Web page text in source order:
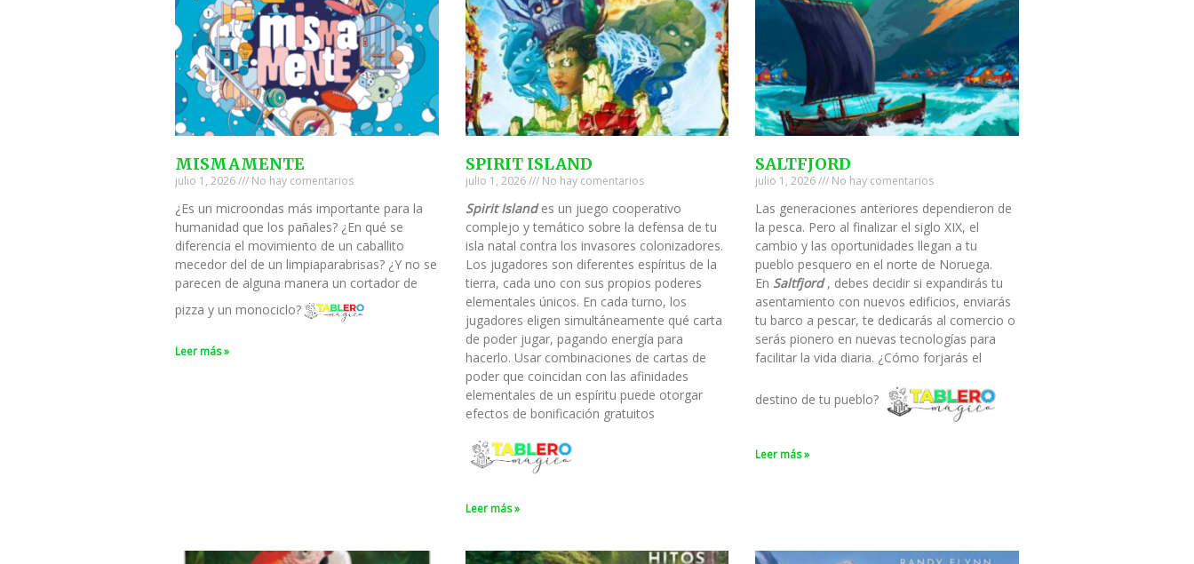
MISMAMENTE
julio 1, 2026 No hay comentarios
¿Es un microondas más importante para la
humanidad que los pañales? ¿En qué se
diferencia el movimiento de un caballito
mecedor del de un limpiaparabrisas? ¿Y no se
parecen de alguna manera un cortador de
pizza y un monociclo?
Leer más »
SPIRIT ISLAND
julio 1, 2026 No hay comentarios
Spirit Islandes un juego cooperativo
complejo y temático sobre la defensa de tu
isla natal contra los invasores colonizadores.
Los jugadores son diferentes espíritus de la
tierra, cada uno con sus propios poderes
elementales únicos. En cada turno, los
jugadores eligen simultáneamente qué carta
de poder jugar, pagando energía para
hacerlo. Usar combinaciones de cartas de
poder que coincidan con las afinidades
elementales de un espíritu puede otorgar
efectos de bonificación gratuitos
Leer más »
SALTFJORD
julio 1, 2026 No hay comentarios
Las generaciones anteriores dependieron de
la pesca. Pero al finalizar el siglo XIX, el
cambio y las oportunidades llegan a tu
pueblo pesquero en el norte de Noruega.
En Saltfjord, debes decidir si expandirás tu
asentamiento con nuevos edificios, enviarás
tu barco a pescar, te dedicarás al comercio o
serás pionero en nuevas tecnologías para
facilitar la vida diaria. ¿Cómo forjarás el
destino de tu pueblo?
Leer más »